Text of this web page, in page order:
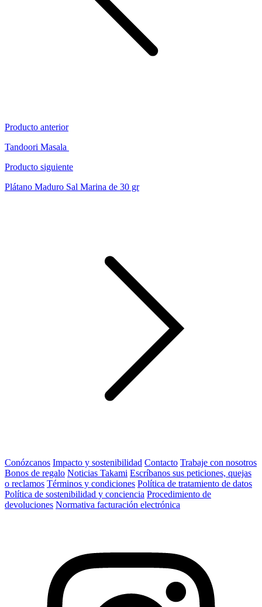
Producto anterior
Tandoori Masala
Producto siguiente
Plátano Maduro Sal Marina de 30 gr
Conózcanos Impacto y sostenibilidad Contacto Trabaje con nosotros
Bonos de regalo Noticias Takami Escríbanos sus peticiones, quejas
o reclamos Términos y condiciones Política de tratamiento de datos
Política de sostenibilidad y conciencia Procedimiento de
devoluciones Normativa facturación electrónica